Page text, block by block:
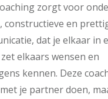
zorgt voor
constructieve en
dat je elkaar in
elkaars wensen en
kennen. Deze
je partner doen,